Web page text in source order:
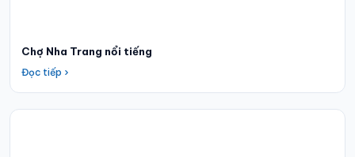
Chợ Nha Trang nổi tiếng
Đọc tiếp